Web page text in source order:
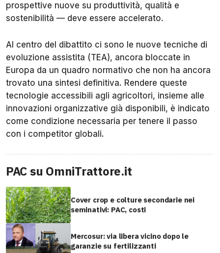
prospettive nuove su produttività, qualità e
sostenibilità — deve essere accelerato.
Al centro del dibattito ci sono le nuove tecniche di
evoluzione assistita (TEA), ancora bloccate in
Europa da un quadro normativo che non ha ancora
trovato una sintesi definitiva. Rendere queste
tecnologie accessibili agli agricoltori, insieme alle
innovazioni organizzative già disponibili, è indicato
come condizione necessaria per tenere il passo
con i competitor globali.
PAC su OmniTrattore.it
Cover crop e colture secondarie nei
seminativi: PAC, costi
Mercosur: via libera vicino dopo le
garanzie su fertilizzanti